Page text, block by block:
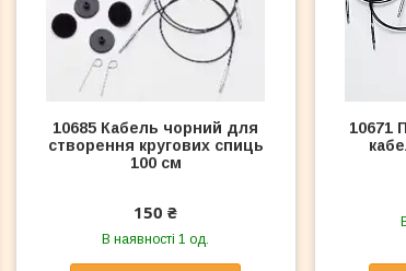
10685 Кабель чорний для
створення кругових спиць
100 см
150 ₴
В наявності 1 од.
10671